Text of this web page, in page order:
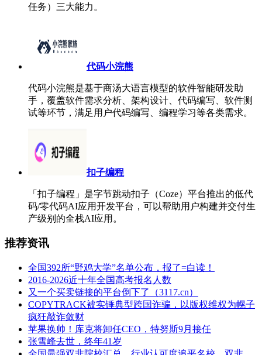
任务）三大能力。
代码小浣熊
代码小浣熊是基于商汤大语言模型的软件智能研发助
手，覆盖软件需求分析、架构设计、代码编写、软件测
试等环节，满足用户代码编写、编程学习等各类需求。
扣子编程
「扣子编程」是字节跳动扣子（Coze）平台推出的低代
码/零代码AI应用开发平台，可以帮助用户构建并交付生
产级别的全栈AI应用。
推荐资讯
全国392所“野鸡大学”名单公布，报了=白读！
2016-2026近十年全国高考报名人数
又一个买卖链接的平台倒下了（3117.cn）
COPYTRACK被实锤典型跨国诈骗，以版权维权为幌子
疯狂敲诈敛财
苹果换帅！库克将卸任CEO，特努斯9月接任
张雪峰去世，终年41岁